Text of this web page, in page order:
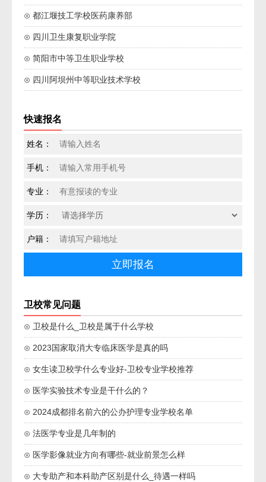
⊙ 都江堰技工学校医药康养部
⊙ 四川卫生康复职业学院
⊙ 简阳市中等卫生职业学校
⊙ 四川阿坝州中等职业技术学校
快速报名
姓名：
手机：
专业：
学历：
户籍：
卫校常见问题
⊙ 卫校是什么_卫校是属于什么学校
⊙ 2023国家取消大专临床医学是真的吗
⊙ 女生读卫校学什么专业好-卫校专业学校推荐
⊙ 医学实验技术专业是干什么的？
⊙ 2024成都排名前六的公办护理专业学校名单
⊙ 法医学专业是几年制的
⊙ 医学影像就业方向有哪些-就业前景怎么样
⊙ 大专助产和本科助产区别是什么_待遇一样吗